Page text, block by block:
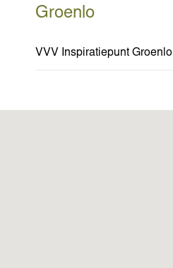
Groenlo
VVV Inspiratiepunt Groenlo